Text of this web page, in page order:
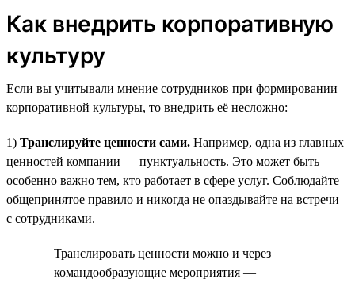
Как внедрить корпоративную
культуру
Если вы учитывали мнение сотрудников при формировании
корпоративной культуры, то внедрить её несложно:
1) Транслируйте ценности сами. Например, одна из главных
ценностей компании — пунктуальность. Это может быть
особенно важно тем, кто работает в сфере услуг. Соблюдайте
общепринятое правило и никогда не опаздывайте на встречи
с сотрудниками.
Транслировать ценности можно и через
командообразующие мероприятия —